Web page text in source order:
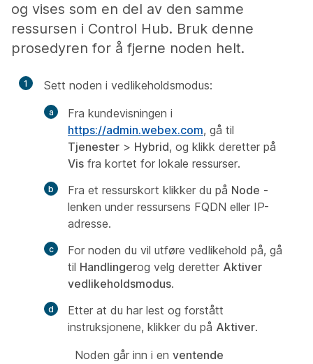
og vises som en del av den samme
ressursen i Control Hub. Bruk denne
prosedyren for å fjerne noden helt.
1
Sett noden i vedlikeholdsmodus:
Fra kundevisningen i
https://admin.webex.com, gå til
Tjenester > Hybrid, og klikk deretter på
Vis fra kortet for lokale ressurser.
Fra et ressurskort klikker du på Node -
lenken under ressursens FQDN eller IP-
adresse.
For noden du vil utføre vedlikehold på, gå
til Handlingerog velg deretter Aktiver
vedlikeholdsmodus.
Etter at du har lest og forstått
instruksjonene, klikker du på Aktiver.
Noden går inn i en ventende